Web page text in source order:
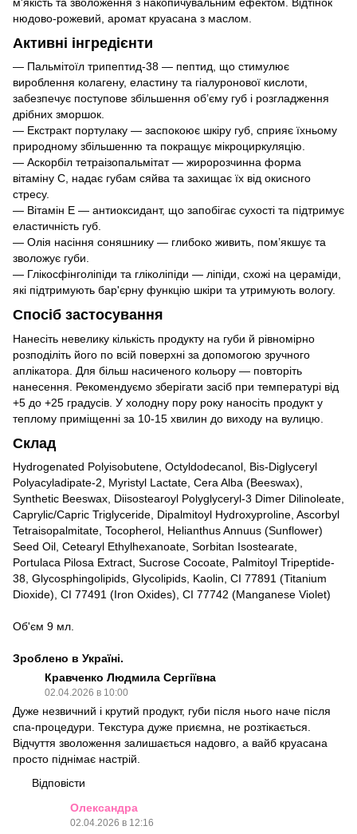
нюдово-рожевий, аромат круасана з маслом.
Активні інгредієнти
— Пальмітоїл трипептид-38 — пептид, що стимулює
вироблення колагену, еластину та гіалуронової кислоти,
забезпечує поступове збільшення об’єму губ і розгладження
дрібних зморшок.
— Екстракт портулаку — заспокоює шкіру губ, сприяє їхньому
природному збільшенню та покращує мікроциркуляцію.
— Аскорбіл тетраізопальмітат — жиророзчинна форма
вітаміну C, надає губам сяйва та захищає їх від окисного
стресу.
— Вітамін E — антиоксидант, що запобігає сухості та підтримує
еластичність губ.
— Олія насіння соняшнику — глибоко живить, пом’якшує та
зволожує губи.
— Глікосфінголіпіди та гліколіпіди — ліпіди, схожі на цераміди,
які підтримують бар'єрну функцію шкіри та утримують вологу.
Спосіб застосування
Нанесіть невелику кількість продукту на губи й рівномірно
розподіліть його по всій поверхні за допомогою зручного
аплікатора. Для більш насиченого кольору — повторіть
нанесення. Рекомендуємо зберігати засіб при температурі від
+5 до +25 градусів. У холодну пору року наносіть продукт у
теплому приміщенні за 10-15 хвилин до виходу на вулицю.
Склад
Hydrogenated Polyisobutene, Octyldodecanol, Bis-Diglyceryl
Polyacyladipate-2, Myristyl Lactate, Cera Alba (Beeswax),
Synthetic Beeswax, Diisostearoyl Polyglyceryl-3 Dimer Dilinoleate,
Caprylic/Capric Triglyceride, Dipalmitoyl Hydroxyproline, Ascorbyl
Tetraisopalmitate, Tocopherol, Helianthus Annuus (Sunflower)
Seed Oil, Cetearyl Ethylhexanoate, Sorbitan Isostearate,
Portulaca Pilosa Extract, Sucrose Cocoate, Palmitoyl Tripeptide-
38, Glycosphingolipids, Glycolipids, Kaolin, CI 77891 (Titanium
Dioxide), CI 77491 (Iron Oxides), CI 77742 (Manganese Violet)
Об'єм 9 мл.
Зроблено в Україні.
Кравченко Людмила Сергіївна
02.04.2026 в 10:00
Дуже незвичний і крутий продукт, губи після нього наче після
спа-процедури. Текстура дуже приємна, не розтікається.
Відчуття зволоження залишається надовго, а вайб круасана
просто піднімає настрій.
Відповісти
Олександра
02.04.2026 в 12:16